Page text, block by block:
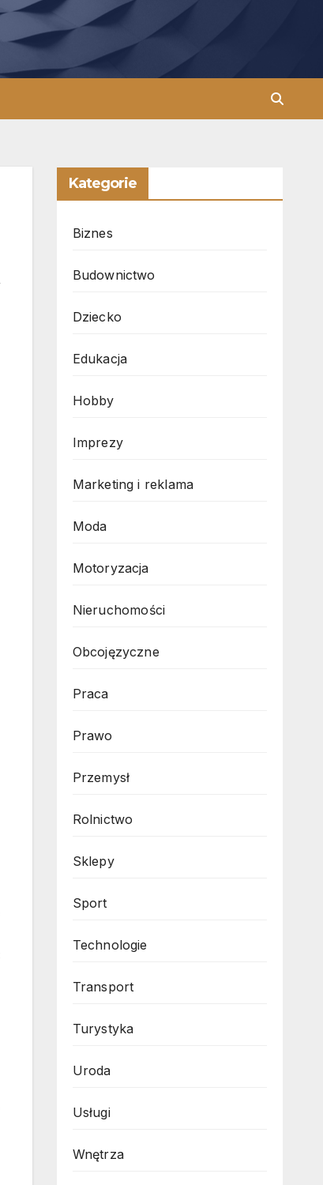
Kategorie
Biznes
Budownictwo
Dziecko
Edukacja
Hobby
Imprezy
Marketing i reklama
Moda
Motoryzacja
Nieruchomości
Obcojęzyczne
Praca
Prawo
Przemysł
Rolnictwo
Sklepy
Sport
Technologie
Transport
Turystyka
Uroda
Usługi
Wnętrza